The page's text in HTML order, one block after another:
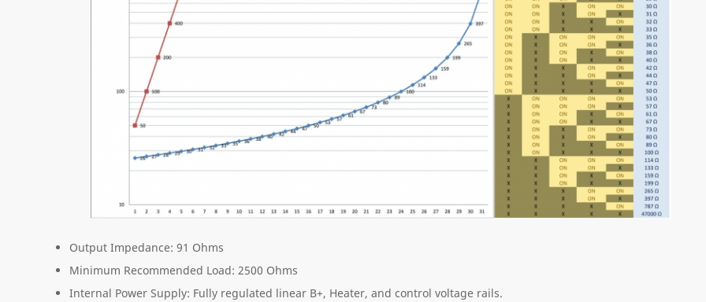
Output Impedance: 91 Ohms
Minimum Recommended Load: 2500 Ohms
Internal Power Supply: Fully regulated linear B+, Heater, and control voltage rails.